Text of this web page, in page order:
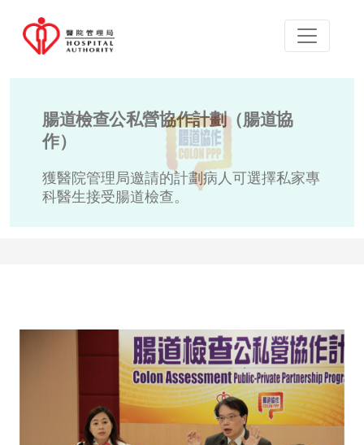
腸道檢查公私營協作計劃（腸道協
作）
獲醫院管理局邀請的計劃病人可選擇私家專
科醫生接受腸道檢查。